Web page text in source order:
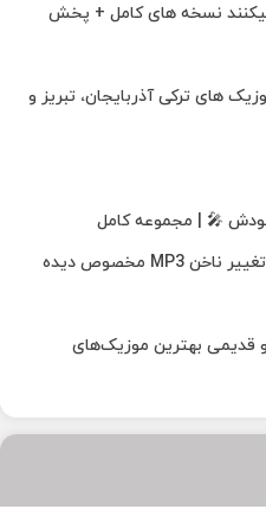
میکنند نسخه های کامل + پخش
های ترکی آذربایجان، تبریز و
🎤 | مجموعه کامل
دانلود مجموعه آهنگ برای چالش تغییر ناخن MP3 مخصوص دیده
قدیمی بهترین موزیک‌های